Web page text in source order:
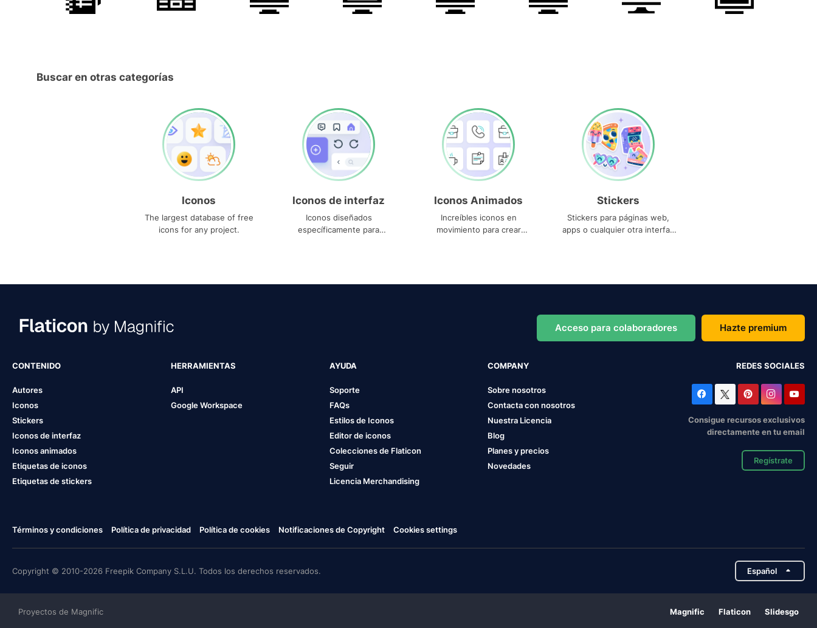
Buscar en otras categorías
Iconos
The largest database of free
icons for any project.
Iconos de interfaz
Iconos diseñados
específicamente para
Iconos Animados
Increíbles iconos en
movimiento para crear
Stickers
Stickers para páginas web,
apps o cualquier otra interfaz
Acceso para colaboradores Hazte premium
CONTENIDO
Autores
Iconos
Stickers
Iconos de interfaz
Iconos animados
Etiquetas de iconos
Etiquetas de stickers
HERRAMIENTAS
API
Google Workspace
AYUDA
Soporte
FAQs
Estilos de Iconos
Editor de iconos
Colecciones de Flaticon
Seguir
Licencia Merchandising
COMPANY
Sobre nosotros
Contacta con nosotros
Nuestra Licencia
Blog
Planes y precios
Novedades
REDES SOCIALES
Consigue recursos exclusivos
directamente en tu email
Regístrate
Términos y condiciones Política de privacidad Política de cookies Notificaciones de Copyright Cookies settings
Copyright © 2010-2026 Freepik Company S.L.U. Todos los derechos reservados. Español
Proyectos de Magnific Magnific Flaticon Slidesgo